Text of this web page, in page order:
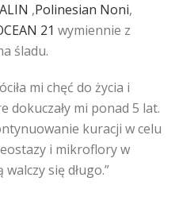
,Polinesian Noni,
21 wymiennie z
śladu.
mi chęć do życia i
dokuczały mi ponad 5 lat.
kuracji w celu
i mikroflory w
się długo.”